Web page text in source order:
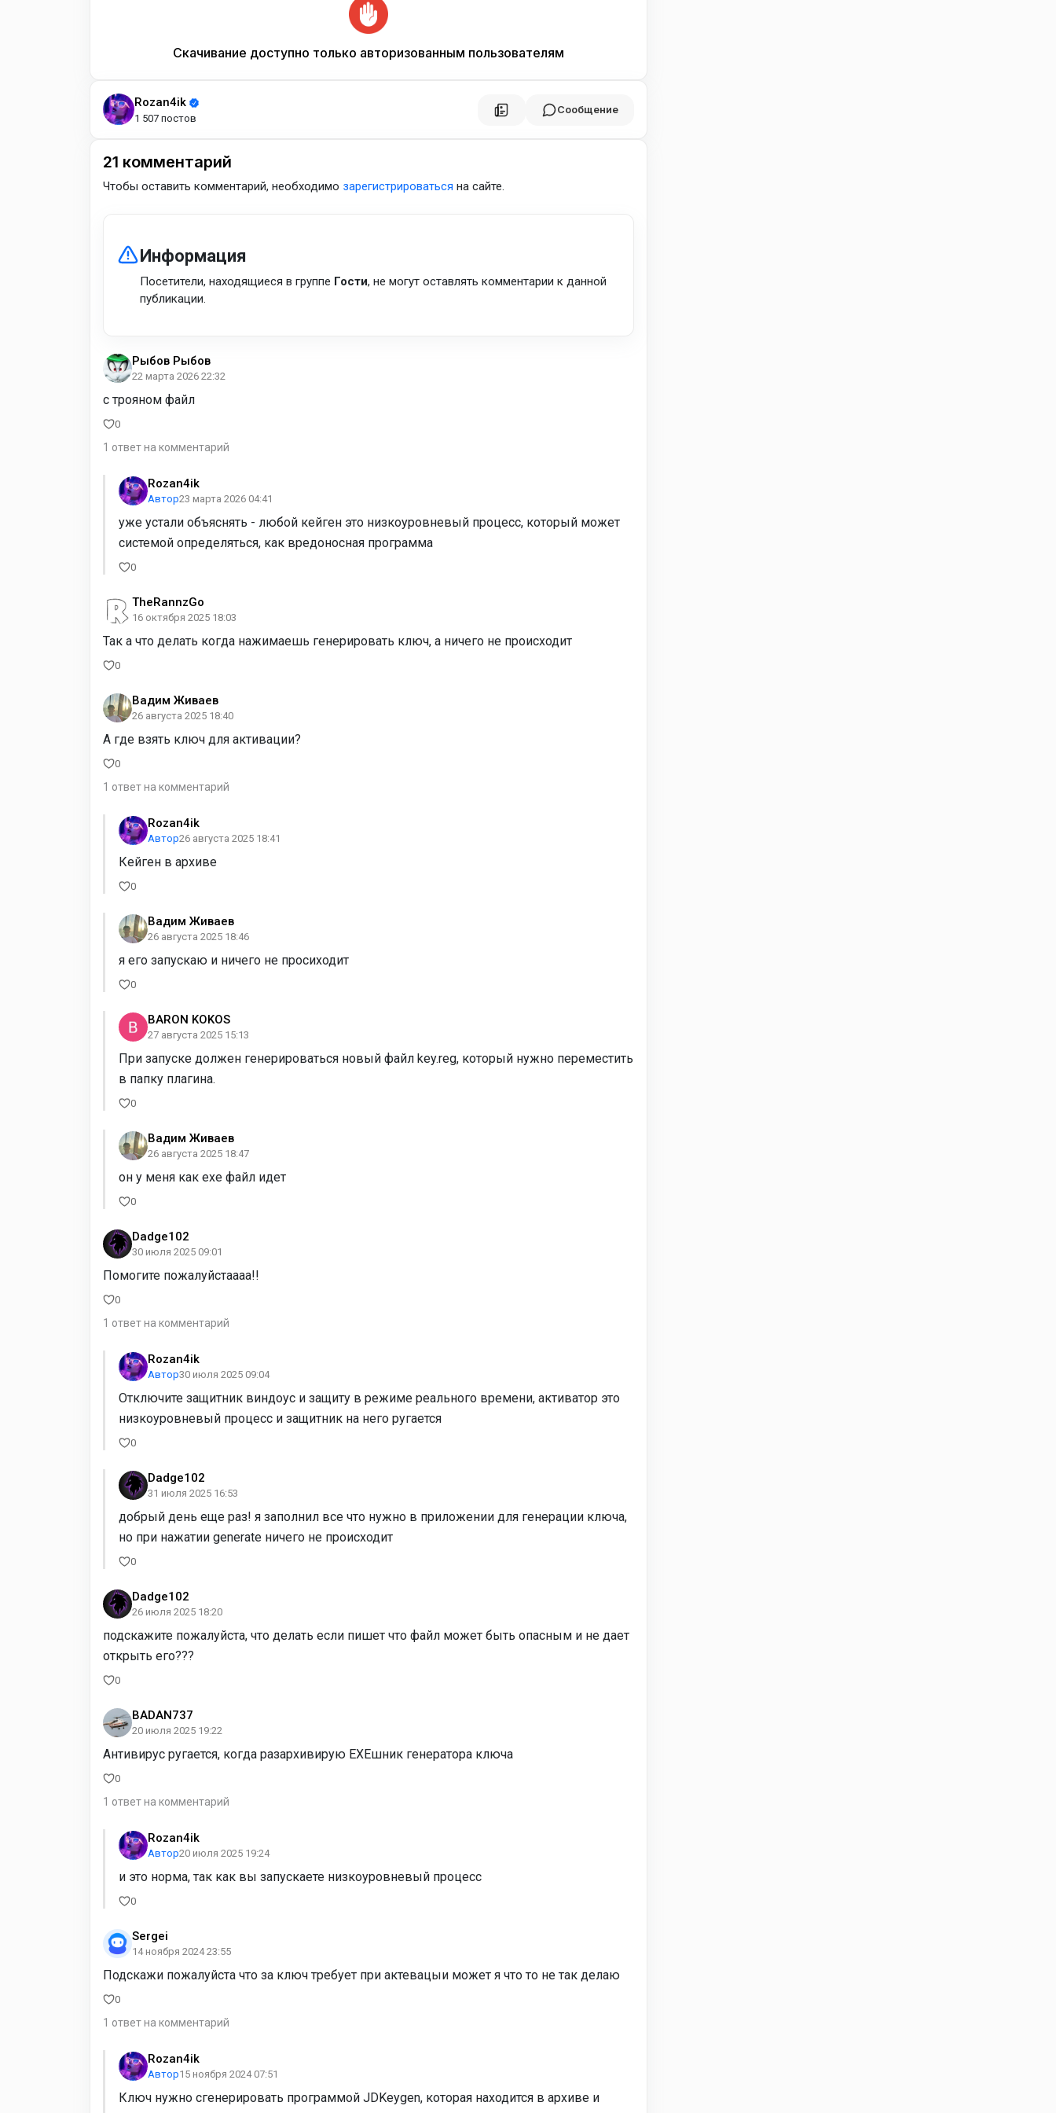
Скачивание доступно только авторизованным пользователям
Rozan4ik
1 507 постов
Сообщение
21 комментарий
Чтобы оставить комментарий, необходимо зарегистрироваться на сайте.
Информация
Посетители, находящиеся в группе Гости, не могут оставлять комментарии к данной
публикации.
Рыбов Рыбов
22 марта 2026 22:32
c трояном файл
0
1 ответ на комментарий
Rozan4ik
Автор23 марта 2026 04:41
уже устали объяснять - любой кейген это низкоуровневый процесс, который может
системой определяться, как вредоносная программа
0
TheRannzGo
16 октября 2025 18:03
Так а что делать когда нажимаешь генерировать ключ, а ничего не происходит
0
Вадим Живаев
26 августа 2025 18:40
А где взять ключ для активации?
0
1 ответ на комментарий
Rozan4ik
Автор26 августа 2025 18:41
Кейген в архиве
0
Вадим Живаев
26 августа 2025 18:46
я его запускаю и ничего не просиходит
0
BARON KOKOS
27 августа 2025 15:13
При запуске должен генерироваться новый файл key.reg, который нужно переместить
в папку плагина.
0
Вадим Живаев
26 августа 2025 18:47
он у меня как exe файл идет
0
Dadge102
30 июля 2025 09:01
Помогите пожалуйстаааа!!
0
1 ответ на комментарий
Rozan4ik
Автор30 июля 2025 09:04
Отключите защитник виндоус и защиту в режиме реального времени, активатор это
низкоуровневый процесс и защитник на него ругается
0
Dadge102
31 июля 2025 16:53
добрый день еще раз! я заполнил все что нужно в приложении для генерации ключа,
но при нажатии generate ничего не происходит
0
Dadge102
26 июля 2025 18:20
подскажите пожалуйста, что делать если пишет что файл может быть опасным и не дает
открыть его???
0
BADAN737
20 июля 2025 19:22
Антивирус ругается, когда разархивирую EXEшник генератора ключа
0
1 ответ на комментарий
Rozan4ik
Автор20 июля 2025 19:24
и это норма, так как вы запускаете низкоуровневый процесс
0
Sergei
14 ноября 2024 23:55
Подскажи пожалуйста что за ключ требует при актевацыи может я что то не так делаю
0
1 ответ на комментарий
Rozan4ik
Автор15 ноября 2024 07:51
Ключ нужно сгенерировать программой JDKeygen, которая находится в архиве и